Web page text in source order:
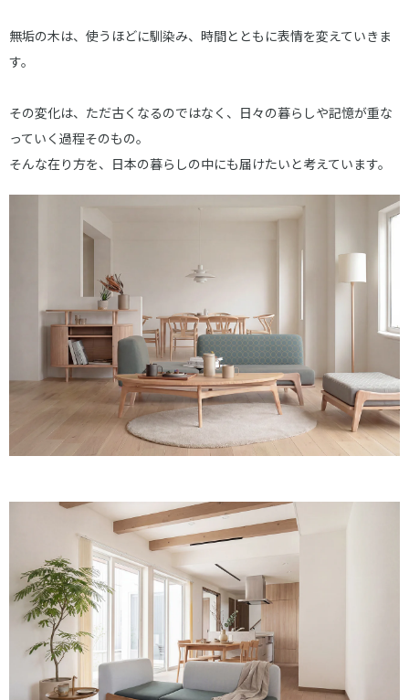
無垢の木は、使うほどに馴染み、時間とともに表情を変えていきま
す。
その変化は、ただ古くなるのではなく、日々の暮らしや記憶が重な
っていく過程そのもの。
そんな在り方を、日本の暮らしの中にも届けたいと考えています。